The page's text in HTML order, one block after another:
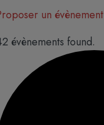
un évènement
évènements found.